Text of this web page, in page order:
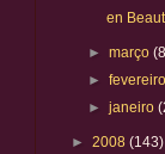
en
►março
►
►janeiro
► 2008 (143)